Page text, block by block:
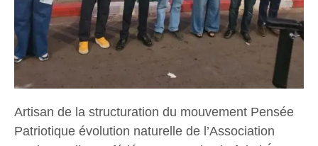
Artisan de la structuration du mouvement Pensée
Patriotique évolution naturelle de l’Association